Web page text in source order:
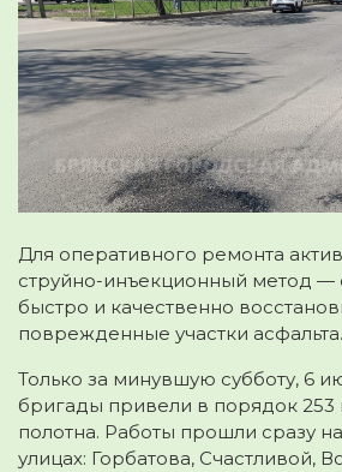
Для оперативного ремонта
струйно-инъекционный метод —
быстро и качественно
поврежденные участки асфальта.
Только за минувшую субботу, 6
бригады привели в порядок 253
полотна. Работы прошли сразу
улицах: Горбатова, Счастливой,